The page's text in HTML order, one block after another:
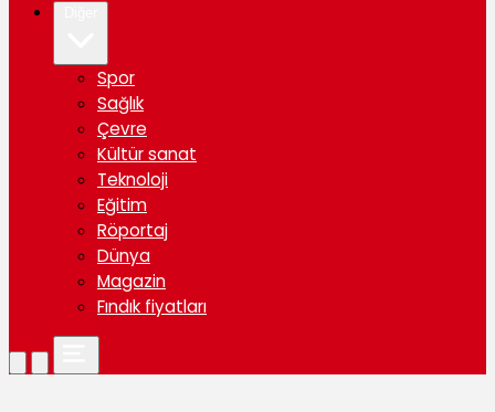
Spor
Sağlık
Çevre
Kültür sanat
Teknoloji
Eğitim
Röportaj
Dünya
Magazin
Fındık fiyatları